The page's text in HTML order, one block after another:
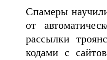
Спамеры
от
рассылки
кодами с